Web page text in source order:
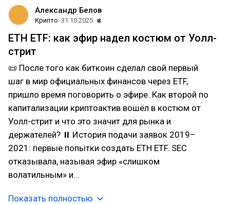
Александр Белов
Крипто 31.10.2025
ETH ETF: как эфир надел костюм от Уолл-
стрит
📜 После того как биткоин сделал свой первый
шаг в мир официальных финансов через ETF,
пришло время поговорить о эфире. Как второй по
капитализации криптоактив вошёл в костюм от
Уолл-стрит и что это значит для рынка и
держателей? ⏸ История подачи заявок 2019–
2021: первые попытки создать ETH ETF. SEC
отказывала, называя эфир «слишком
волатильным» и…
Показать полностью